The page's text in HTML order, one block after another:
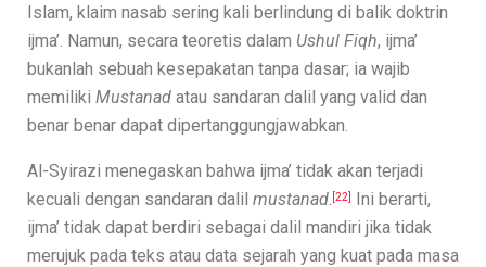
Islam, klaim nasab sering kali berlindung di balik doktrin
ijma’. Namun, secara teoretis dalam Ushul Fiqh, ijma’
bukanlah sebuah kesepakatan tanpa dasar; ia wajib
memiliki Mustanad atau sandaran dalil yang valid dan
benar benar dapat dipertanggungjawabkan.
Al-Syirazi menegaskan bahwa ijma’ tidak akan terjadi
kecuali dengan sandaran dalil mustanad [22]
Ini berarti,
ijma’ tidak dapat berdiri sebagai dalil mandiri jika tidak
merujuk pada teks atau data sejarah yang kuat pada masa